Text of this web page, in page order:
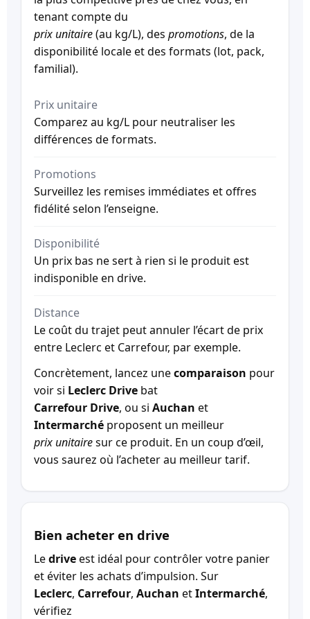
tenant compte du
prix unitaire(au kg/L), des promotions, de la
disponibilité locale et des formats (lot, pack,
familial).
Prix unitaire
Comparez au kg/L pour neutraliser les
différences de formats.
Promotions
Surveillez les remises immédiates et offres
fidélité selon l’enseigne.
Disponibilité
Un prix bas ne sert à rien si le produit est
indisponible en drive.
Distance
Le coût du trajet peut annuler l’écart de prix
entre Leclerc et Carrefour, par exemple.
Concrètement, lancez unecomparaison pour
voir si Leclerc Drive bat
Carrefour Drive, ou si Auchan et
Intermarché proposent un meilleur
prix unitairesur ce produit. En un coup d’œil,
vous saurez où l’acheter au meilleur tarif.
Bien acheter en drive
Ledriveest idéal pour contrôler votre panier
et éviter les achats d’impulsion. Sur
Leclerc, Carrefour, Auchan etIntermarché,
vérifiez